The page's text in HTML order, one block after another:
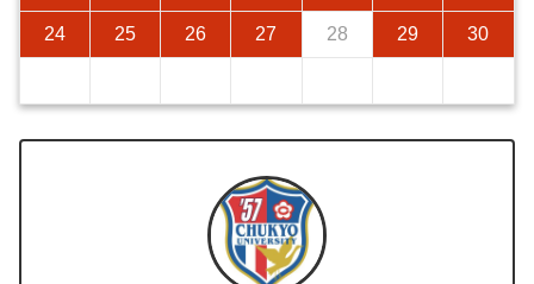
24 25 26 27 28 29 30